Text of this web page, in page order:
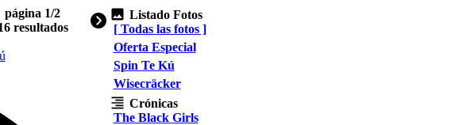
página 1/2
resultados
Listado Fotos
[ Todas las fotos ]
Oferta Especial
Spin Te Kú
Wisecräcker
Crónicas
The Black Girls